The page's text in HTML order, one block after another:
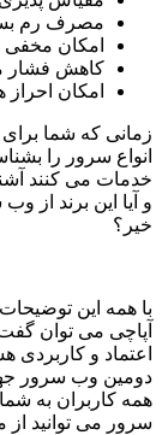
مصرف رم
امکان
کاهش فشار
امکان
زمانی که شما
انواع سرور را
خدمات می کنند
و آیا این برند از
خیر؟
آپاچی می توان
دومین وب سرور
همه کاربران به
سرور می توانید